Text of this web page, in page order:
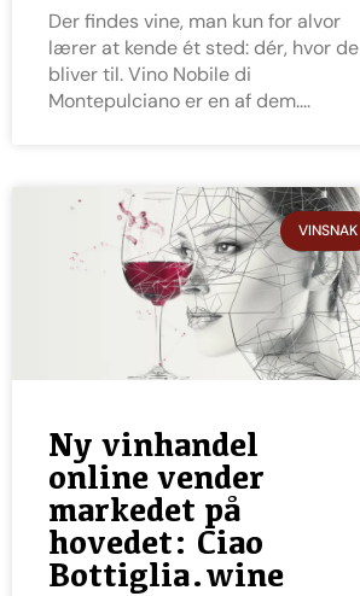
Der findes vine, man kun for alvor
lærer at kende ét sted: dér, hvor de
bliver til. Vino Nobile di
Montepulciano er en af dem.
VINSNAK
Ny vinhandel
online vender
markedet på
hovedet: Ciao
Bottiglia.wine